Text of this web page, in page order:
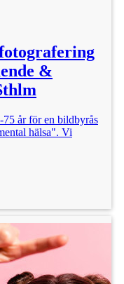
&
år för en bildbyrås
hälsa". Vi